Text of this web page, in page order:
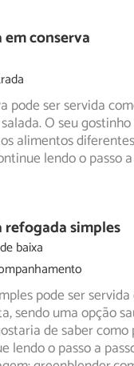
em conserva
pode ser servida
O seu
alimentos
lendo o passo
refogada simples
baixa
pode ser
sendo uma opção
de saber
lendo o passo a